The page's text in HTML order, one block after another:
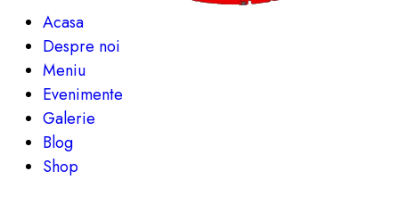
Acasa
Despre noi
Meniu
Evenimente
Galerie
Blog
Shop